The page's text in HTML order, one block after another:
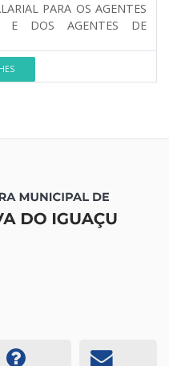
PARA OS AGENTES
E DOS AGENTES DE